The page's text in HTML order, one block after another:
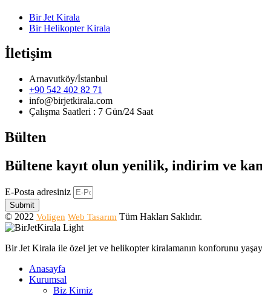
Bir Jet Kirala
Bir Helikopter Kirala
İletişim
Arnavutköy/İstanbul
+90 542 402 82 71
info@birjetkirala.com
Çalışma Saatleri : 7 Gün/24 Saat
Bülten
Bültene kayıt olun yenilik, indirim ve
E-Posta adresiniz
Submit
© 2022 Voligen Web Tasarım Tüm Hakları Saklıdır.
Bir Jet Kirala ile özel jet ve helikopter kiralamanın konforunu
Anasayfa
Kurumsal
Biz Kimiz